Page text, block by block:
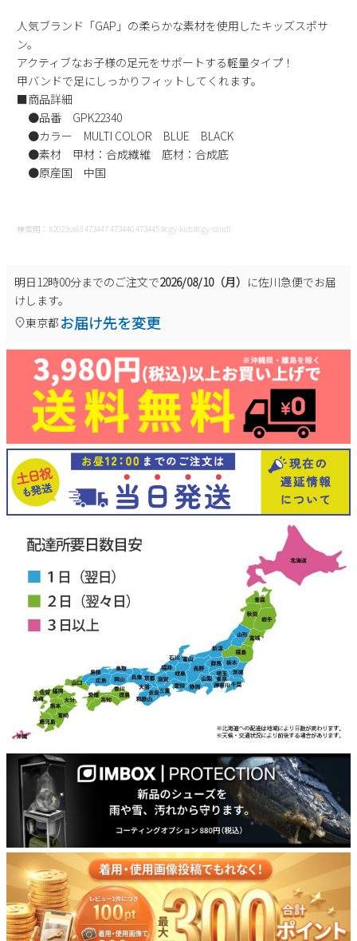
日 月 火 水 木 金
土
1
2 3
6
7 8 9 10
13
20
21
27
28 29 30
会社概要
プライバシーポリシー
特定商取引法に基づく表示
お問い合わせ
人気ブランド「GAP」の柔らかな素材を使用したキッズスポサ
ン。
アクティブなお子様の足元をサポートする軽量タイプ！
甲バンドで足にしっかりフィットしてくれます。
■商品詳細
●品番 GPK22340
●カラー MULTI COLOR BLUE BLACK
●素材 甲材：合成繊維 底材：合成底
●原産国 中国
検索用：#2023ss63 473447 473446 473445 #cgy-kids#cgy-sandl
明日12時00分までのご注文で2026/08/10（月） に佐川急便でお届
けします。
東京都 お届け先を変更